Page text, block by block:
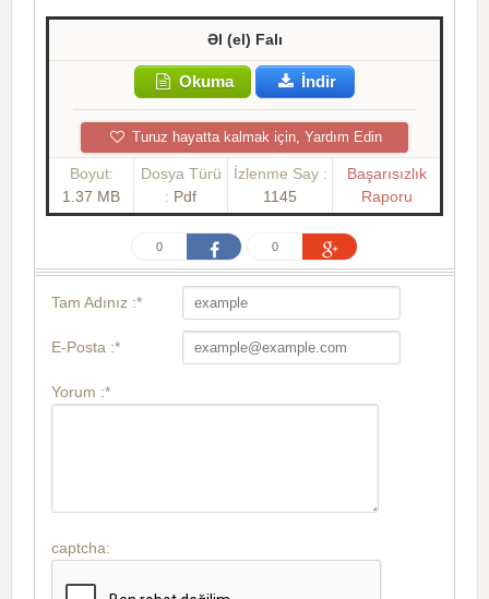
Əl (el) Falı
Okuma İndir
Turuz hayatta kalmak için, Yardım Edin
Boyut:
1.37 MB
Dosya Türü
: Pdf
İzlenme Say :
1145
Başarısızlık
Raporu
0 0
Tam Adınız :*
E-Posta :*
Yorum :*
captcha: